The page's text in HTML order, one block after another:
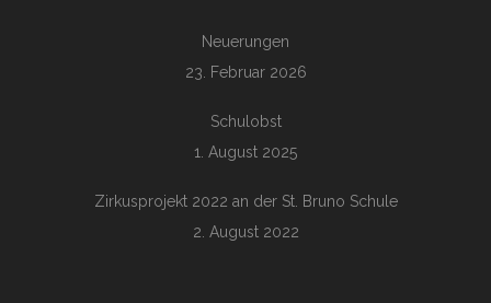
Neuerungen
23. Februar 2026
Schulobst
1. August 2025
Zirkusprojekt 2022 an der St. Bruno Schule
2. August 2022